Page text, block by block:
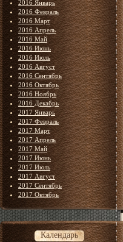
2016 Январь
2016 Февраль
2016 Март
2016 Апрель
2016 Май
2016 Июнь
2016 Июль
2016 Август
2016 Сентябрь
2016 Октябрь
2016 Ноябрь
2016 Декабрь
2017 Январь
2017 Февраль
2017 Март
2017 Апрель
2017 Май
2017 Июнь
2017 Июль
2017 Август
2017 Сентябрь
2017 Октябрь
Календарь